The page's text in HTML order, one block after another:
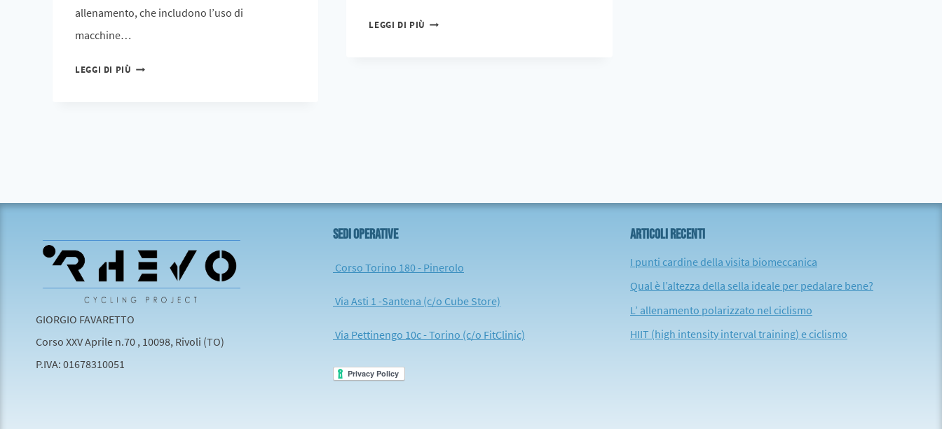
allenamento, che includono l’uso di
macchine…
LEGGI DI PIÙ
LEGGI DI PIÙ
GIORGIO FAVARETTO
Corso XXV Aprile n.70 , 10098, Rivoli (TO)
P.IVA: 01678310051
SEDI OPERATIVE
Corso Torino 180 - Pinerolo
Via Asti 1 -Santena (c/o Cube Store)
Via Pettinengo 10c - Torino (c/o FitClinic)
ARTICOLI RECENTI
I punti cardine della visita biomeccanica
Qual è l’altezza della sella ideale per pedalare bene?
L’ allenamento polarizzato nel ciclismo
HIIT (high intensity interval training) e ciclismo